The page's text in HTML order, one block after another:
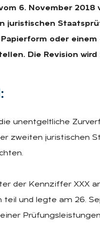
6. November
juristischen
oder
Die Revision
unentgeltliche
zweiten juristischen
der Kennziffer XXX
teil und legte am 26.